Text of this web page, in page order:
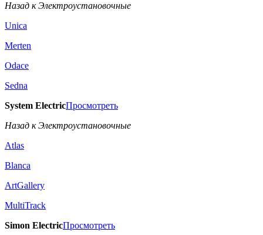
Назад к Электроустановочные
Unica
Merten
Odace
Sedna
System ElectricПросмотреть
Назад к Электроустановочные
Atlas
Blanca
ArtGallery
MultiTrack
Simon ElectricПросмотреть